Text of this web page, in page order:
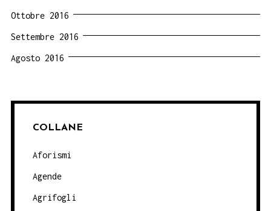
Ottobre 2016
Settembre 2016
Agosto 2016
COLLANE
Aforismi
Agende
Agrifogli